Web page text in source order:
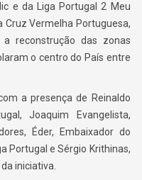
e da Liga Portugal 2 Meu
Cruz Vermelha Portuguesa,
reconstrução das zonas
o centro do País entre
a presença de Reinaldo
Joaquim Evangelista,
Éder, Embaixador do
Portugal e Sérgio Krithinas,
iniciativa.